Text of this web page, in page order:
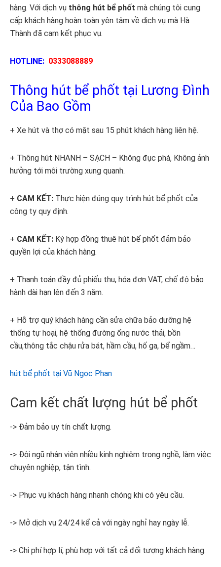
hàng. Với dịch vụ thông hút bể phốt mà chúng tôi cung
cấp khách hàng hoàn toàn yên tâm về dịch vụ mà Hà
Thành đã cam kết phục vụ.
HOTLINE: 0333088889
Thông hút bể phốt tại Lương Đình
Của Bao Gồm
+ Xe hút và thợ có mặt sau 15 phút khách hàng liên hệ.
+ Thông hút NHANH – SẠCH – Không đục phá, Không ảnh
hưởng tới môi trường xung quanh.
+ CAM KẾT: Thực hiện đúng quy trình hút bể phốt của
công ty quy định.
+ CAM KẾT: Ký hợp đồng thuê hút bể phốt đảm bảo
quyền lợi của khách hàng.
+ Thanh toán đầy đủ phiếu thu, hóa đơn VAT, chế độ bảo
hành dài hạn lên đến 3 năm.
+ Hỗ trợ quý khách hàng cần sửa chữa bảo dưỡng hệ
thống tự hoại, hệ thống đường ống nước thải, bồn
cầu,thông tắc chậu rửa bát, hầm cầu, hố ga, bể ngầm…
hút bể phốt tại Vũ Ngọc Phan
Cam kết chất lượng hút bể phốt
-> Đảm bảo uy tín chất lượng.
-> Đội ngũ nhân viên nhiều kinh nghiệm trong nghề, làm việc
chuyên nghiệp, tận tình.
-> Phục vụ khách hàng nhanh chóng khi có yêu cầu.
-> Mở dịch vụ 24/24 kể cả với ngày nghỉ hay ngày lễ.
-> Chi phí hợp lí, phù hợp với tất cả đối tượng khách hàng.